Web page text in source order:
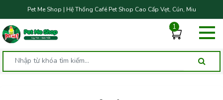
Pet Me Shop | Hệ Thống Café Pet Shop Cao Cấp Vẹt, Cún, Miu
1